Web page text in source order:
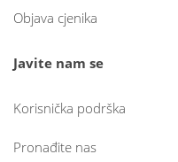
Objava cjenika
Javite nam se
Korisnička podrška
Pronađite nas